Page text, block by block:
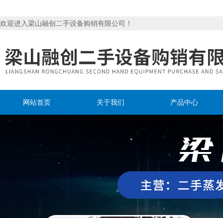
欢迎进入梁山融创二手设备购销有限公司！
网站首页 关于我们 产品中心